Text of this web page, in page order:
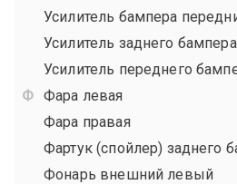
Усилитель бампера
Усилитель заднего бампера
Усилитель переднего
Фара левая
Фара правая
Фартук (спойлер) заднего
Фонарь внешний левый